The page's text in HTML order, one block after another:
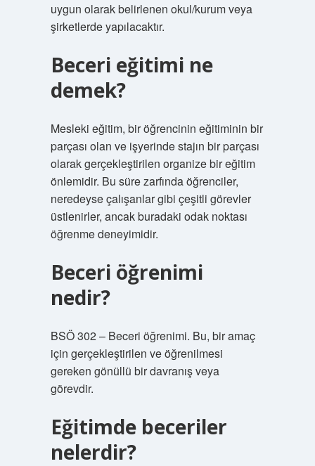
uygun olarak belirlenen okul/kurum veya
şirketlerde yapılacaktır.
Beceri eğitimi ne
demek?
Mesleki eğitim, bir öğrencinin eğitiminin bir
parçası olan ve işyerinde stajın bir parçası
olarak gerçekleştirilen organize bir eğitim
önlemidir. Bu süre zarfında öğrenciler,
neredeyse çalışanlar gibi çeşitli görevler
üstlenirler, ancak buradaki odak noktası
öğrenme deneyimidir.
Beceri öğrenimi
nedir?
BSÖ 302 – Beceri öğrenimi. Bu, bir amaç
için gerçekleştirilen ve öğrenilmesi
gereken gönüllü bir davranış veya
görevdir.
Eğitimde beceriler
nelerdir?